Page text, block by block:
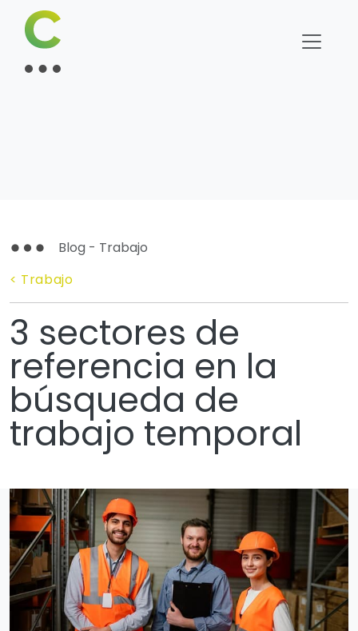
Blog - Trabajo
< Trabajo
3 sectores de
referencia en la
búsqueda de
trabajo temporal